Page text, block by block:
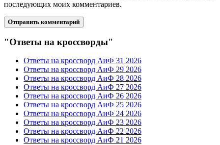
последующих моих комментариев.
"Ответы на кроссворды"
Ответы на кроссворд АиФ 31 2026
Ответы на кроссворд АиФ 29 2026
Ответы на кроссворд АиФ 28 2026
Ответы на кроссворд АиФ 27 2026
Ответы на кроссворд АиФ 26 2026
Ответы на кроссворд АиФ 25 2026
Ответы на кроссворд АиФ 24 2026
Ответы на кроссворд АиФ 23 2026
Ответы на кроссворд АиФ 22 2026
Ответы на кроссворд АиФ 21 2026